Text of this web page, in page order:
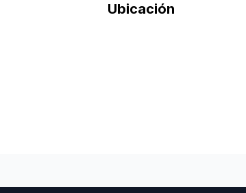
Ubicación